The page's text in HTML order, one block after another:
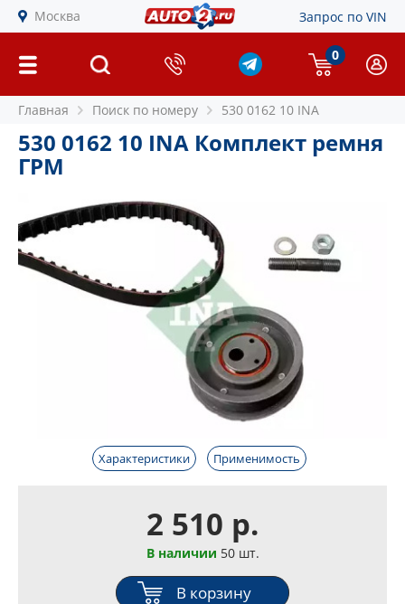
Москва Запрос по VIN
0
Главная Поиск по номеру 530 0162 10 INA
530 0162 10 INA Комплект ремня
ГРМ
Характеристики Применимость
2 510 р.
В наличии 50 шт.
В корзину